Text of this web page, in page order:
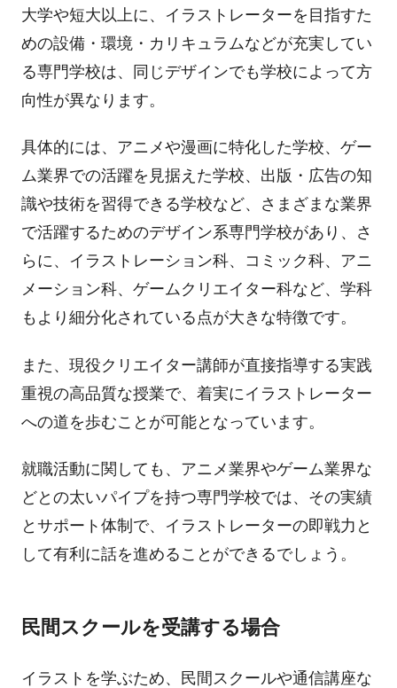
大学や短大以上に、イラストレーターを目指すた
めの設備・環境・カリキュラムなどが充実してい
る専門学校は、同じデザインでも学校によって方
向性が異なります。
具体的には、アニメや漫画に特化した学校、ゲー
ム業界での活躍を見据えた学校、出版・広告の知
識や技術を習得できる学校など、さまざまな業界
で活躍するためのデザイン系専門学校があり、さ
らに、イラストレーション科、コミック科、アニ
メーション科、ゲームクリエイター科など、学科
もより細分化されている点が大きな特徴です。
また、現役クリエイター講師が直接指導する実践
重視の高品質な授業で、着実にイラストレーター
への道を歩むことが可能となっています。
就職活動に関しても、アニメ業界やゲーム業界な
どとの太いパイプを持つ専門学校では、その実績
とサポート体制で、イラストレーターの即戦力と
して有利に話を進めることができるでしょう。
民間スクールを受講する場合
イラストを学ぶため、民間スクールや通信講座な